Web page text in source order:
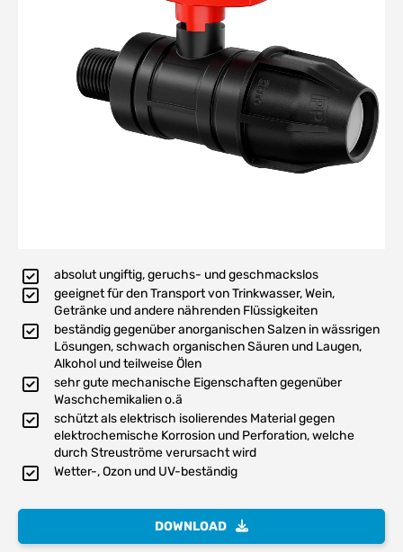
absolut ungiftig, geruchs- und geschmackslos
geeignet für den Transport von Trinkwasser, Wein,
Getränke und andere nährenden Flüssigkeiten
beständig gegenüber anorganischen Salzen in wässrigen
Lösungen, schwach organischen Säuren und Laugen,
Alkohol und teilweise Ölen
sehr gute mechanische Eigenschaften gegenüber
Waschchemikalien o.ä
schützt als elektrisch isolierendes Material gegen
elektrochemische Korrosion und Perforation, welche
durch Streuströme verursacht wird
Wetter-, Ozon und UV-beständig
DOWNLOAD